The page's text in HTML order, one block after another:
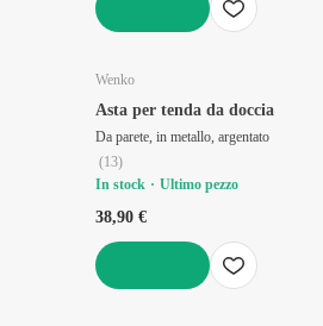
Wenko
Asta per tenda da doccia
Da parete, in metallo, argentato
(13)
In stock
Ultimo pezzo
38,90 €